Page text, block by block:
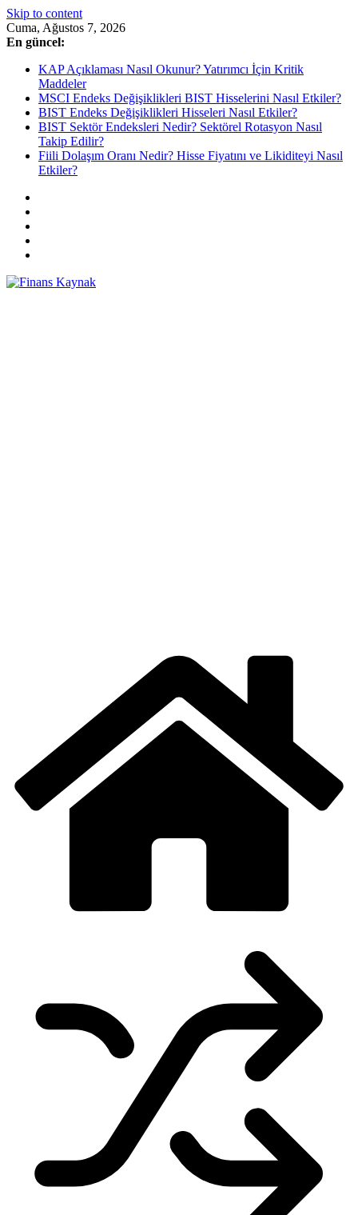
Skip to content
Cuma, Ağustos 7, 2026
En güncel:
KAP Açıklaması Nasıl Okunur? Yatırımcı İçin Kritik
Maddeler
MSCI Endeks Değişiklikleri BIST Hisselerini Nasıl Etkiler?
BIST Endeks Değişiklikleri Hisseleri Nasıl Etkiler?
BIST Sektör Endeksleri Nedir? Sektörel Rotasyon Nasıl
Takip Edilir?
Fiili Dolaşım Oranı Nedir? Hisse Fiyatını ve Likiditeyi Nasıl
Etkiler?